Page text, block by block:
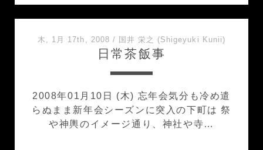
木, 1月 17th, 2008 / 国井 栄之 (Shigeyuki Kunii)
日常茶飯事
2008年01月10日 (木) 忘年会気分も冷め遣
らぬまま新年会シーズンに突入の下町は 祭
や神輿のイメージ通り、神社や寺…